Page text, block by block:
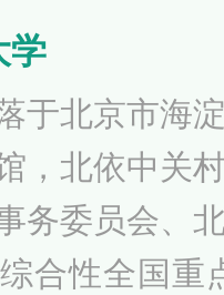
学
于北京市海
，北依中关
务委员会、
合性全国重